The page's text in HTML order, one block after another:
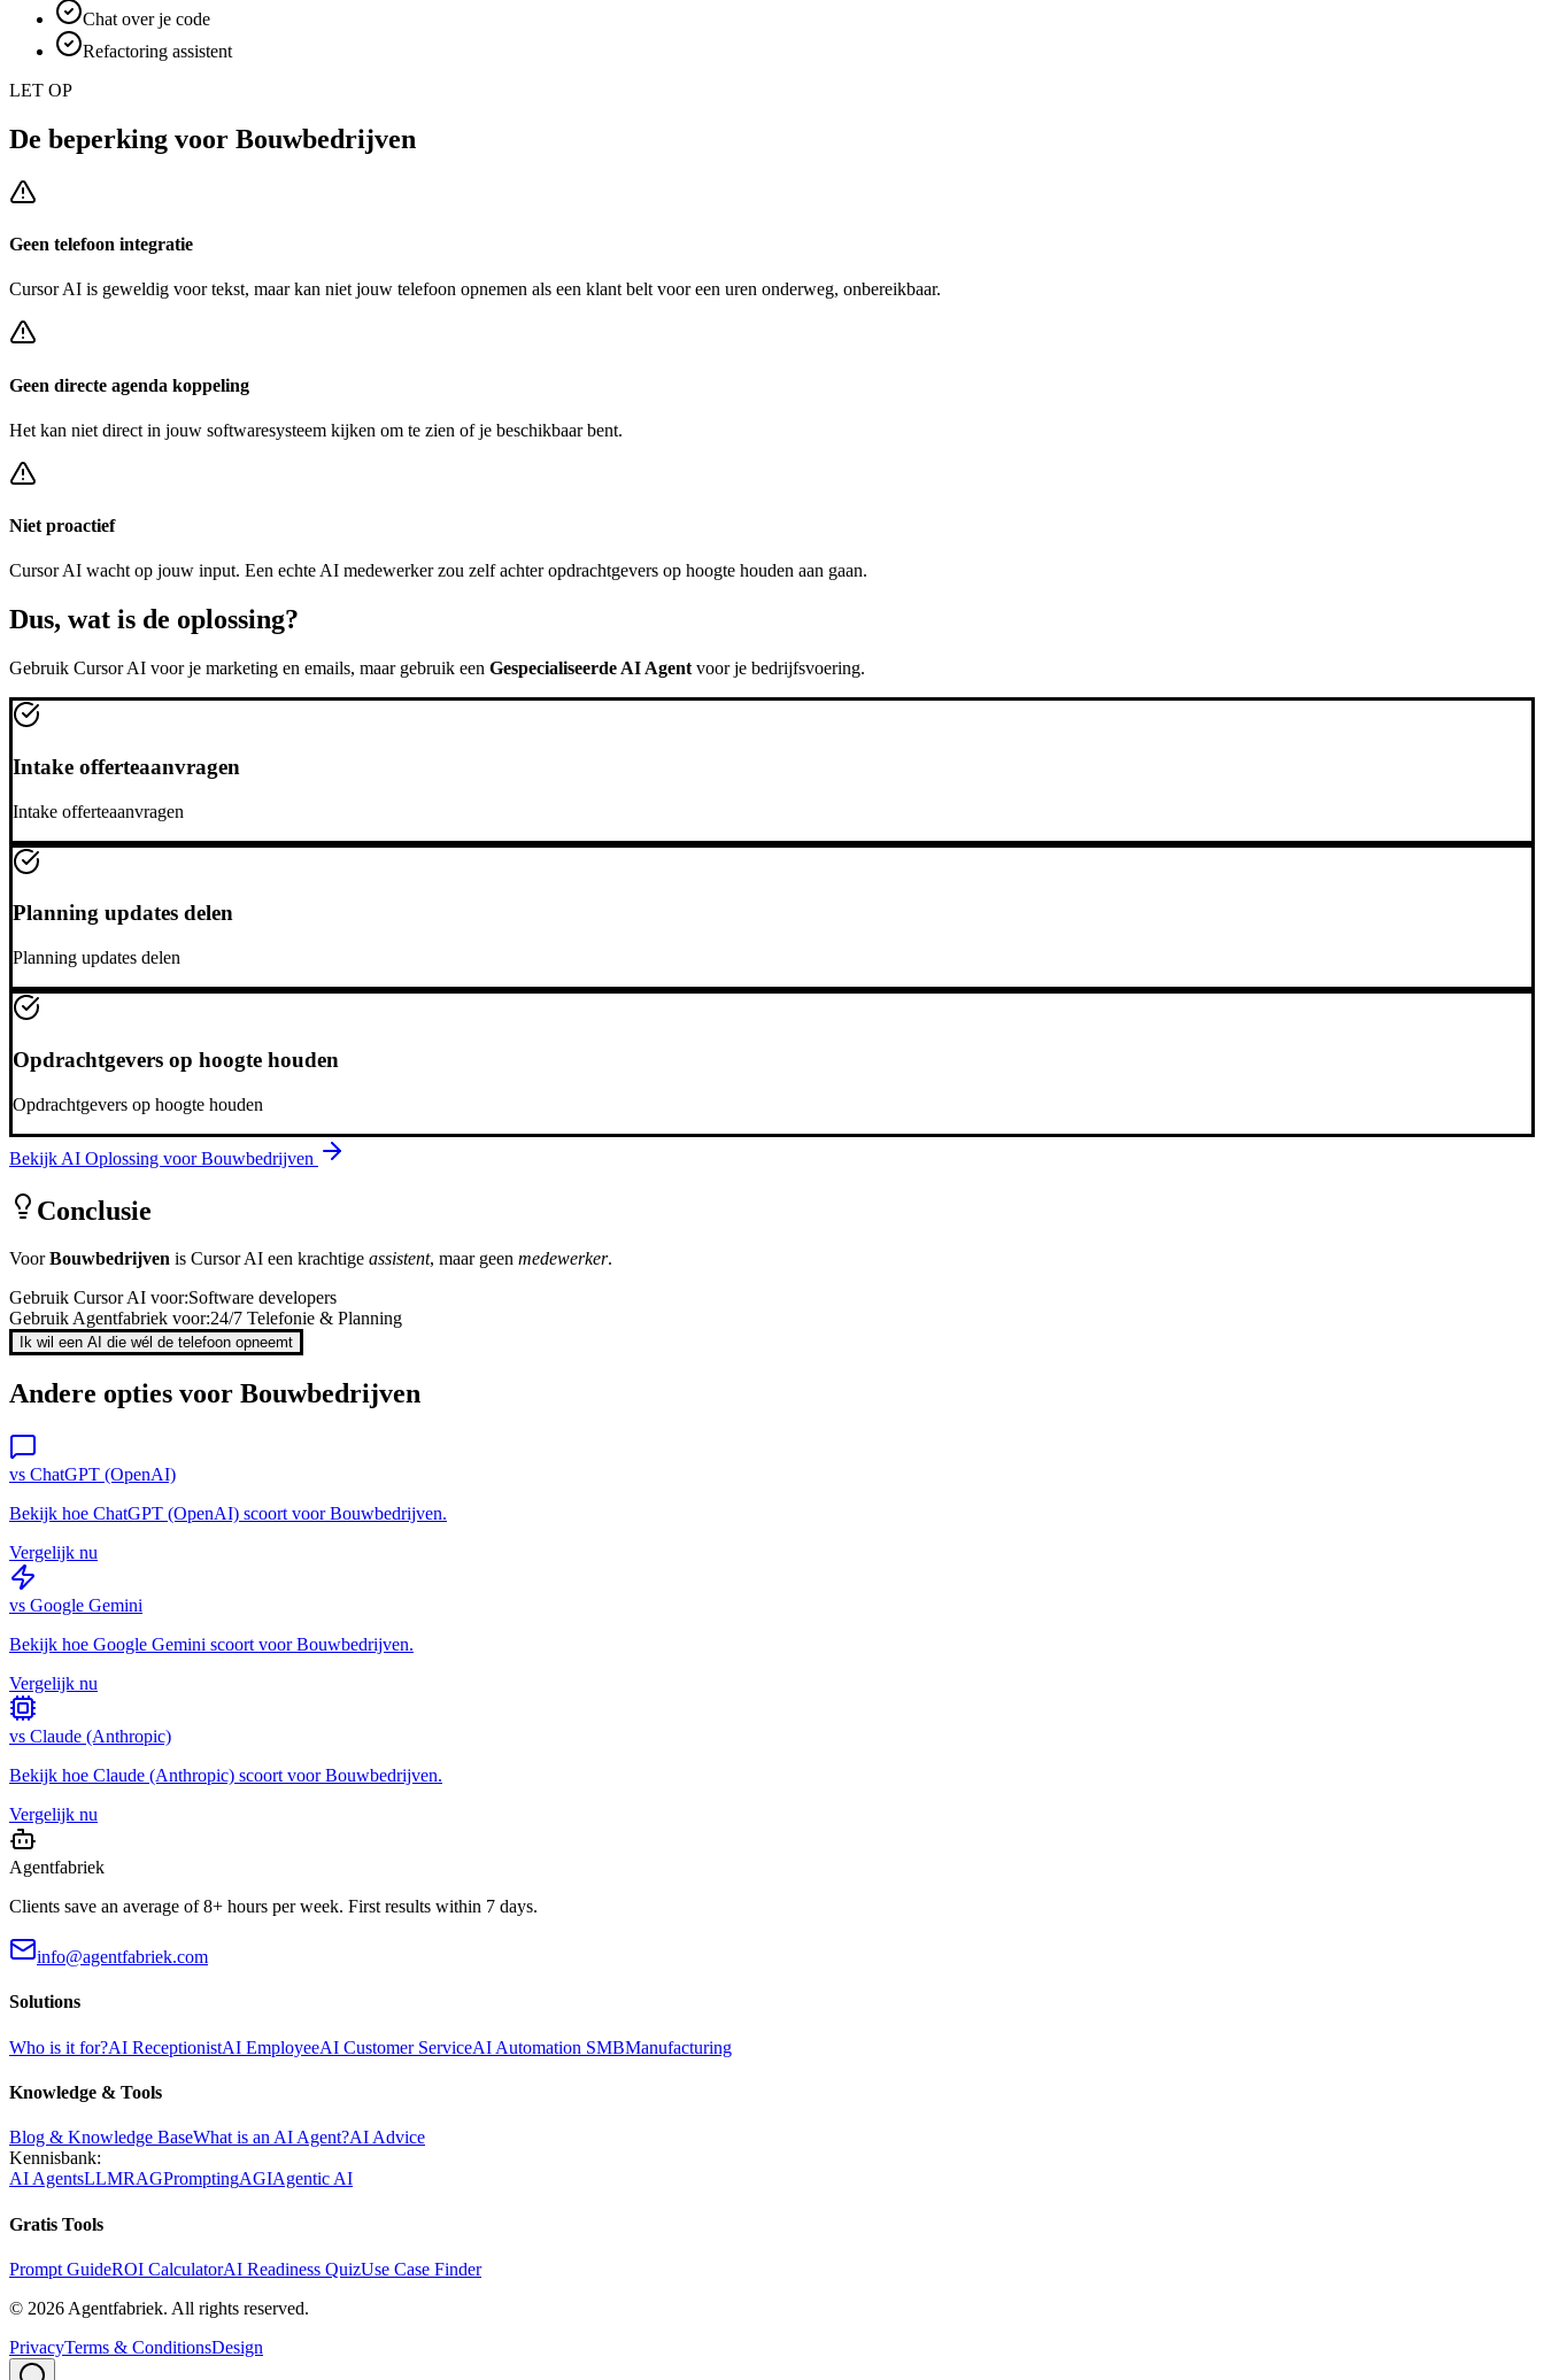
Chat over je code
Refactoring assistent
LET OP
De beperking voor Bouwbedrijven
Geen telefoon integratie
Cursor AI is geweldig voor tekst, maar kan niet jouw telefoon opnemen als een klant belt voor een uren onderweg, onbereikbaar.
Geen directe agenda koppeling
Het kan niet direct in jouw softwaresysteem kijken om te zien of je beschikbaar bent.
Niet proactief
Cursor AI wacht op jouw input. Een echte AI medewerker zou zelf achteropdrachtgevers op hoogte houden aan gaan.
Dus, wat is de oplossing?
Gebruik Cursor AI voor je marketing en emails, maar gebruik een Gespecialiseerde AI Agent voor je bedrijfsvoering.
Intake offerteaanvragen
Intake offerteaanvragen
Planning updates delen
Planning updates delen
Opdrachtgevers op hoogte houden
Opdrachtgevers op hoogte houden
Bekijk AI Oplossing voorBouwbedrijven
Conclusie
VoorBouwbedrijven is Cursor AI een krachtige assistent, maar geen medewerker.
Gebruik Cursor AI voor:Software developers
Gebruik Agentfabriek voor:24/7 Telefonie & Planning
Ik wil een AI die wél de telefoon opneemt
Andere opties voor Bouwbedrijven
vs ChatGPT (OpenAI)
Bekijk hoe ChatGPT (OpenAI) scoort voorBouwbedrijven.
Vergelijk nu
vs Google Gemini
Bekijk hoe Google Gemini scoort voorBouwbedrijven.
Vergelijk nu
vs Claude (Anthropic)
Bekijk hoe Claude (Anthropic) scoort voorBouwbedrijven.
Vergelijk nu
Agentfabriek
Clients save an average of 8+ hours per week. First results within 7 days.
info@agentfabriek.com
Solutions
Who is it for?AI ReceptionistAI EmployeeAI Customer ServiceAI Automation SMBManufacturing
Knowledge & Tools
Blog & Knowledge BaseWhat is an AI Agent?AI Advice
Kennisbank:
AI AgentsLLMRAGPromptingAGIAgentic AI
Gratis Tools
Prompt GuideROI CalculatorAI Readiness QuizUse Case Finder
© 2026 Agentfabriek. All rights reserved.
PrivacyTerms & ConditionsDesign